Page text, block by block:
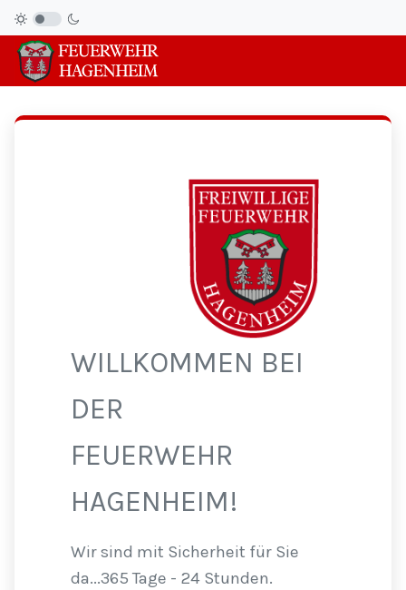
WILLKOMMEN BEI
DER
FEUERWEHR
HAGENHEIM!
Wir sind mit Sicherheit für Sie
da...365 Tage - 24 Stunden.